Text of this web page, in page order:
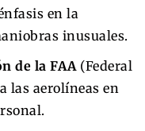
en la
inusuales.
de la FAA (Federal
las aerolíneas en